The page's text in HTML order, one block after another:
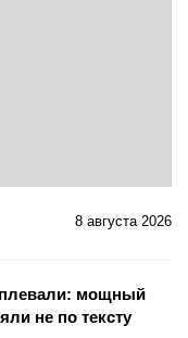
8 августа 2026
мощный
не по тексту